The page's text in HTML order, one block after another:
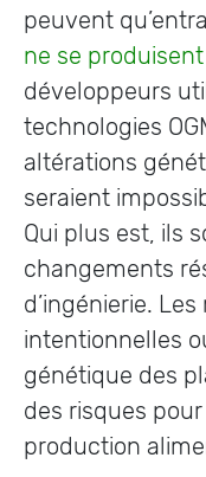
peuvent
ne se
développeurs
technologies
altérations
seraient
Qui plus est, ils
changements
d’ingénierie.
intentionnelles
génétique des
des risques
production